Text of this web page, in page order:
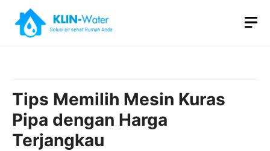
content
Tips Memilih Mesin Kuras
Pipa dengan Harga
Terjangkau